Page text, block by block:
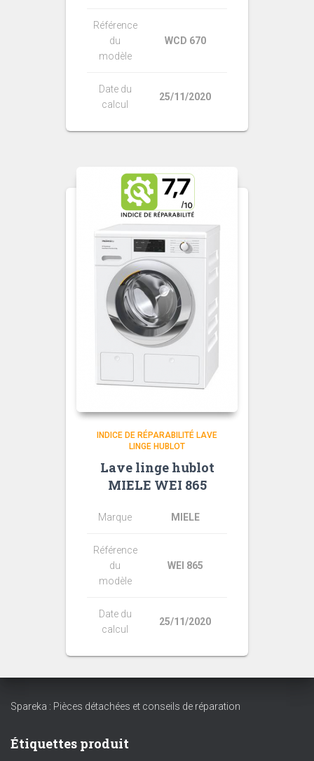
Référence
du
modèle
WCD 670
Date du
calcul
25/11/2020
INDICE DE RÉPARABILITÉ LAVE
LINGE HUBLOT
Lave linge hublot
MIELE WEI 865
Marque MIELE
Référence
du
modèle
WEI 865
Date du
calcul
25/11/2020
Spareka : Pièces détachées et conseils de réparation
Étiquettes produit